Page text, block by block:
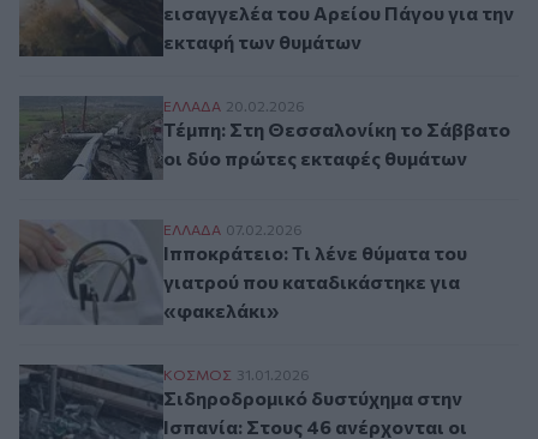
εισαγγελέα του Αρείου Πάγου για την
εκταφή των θυμάτων
Τέμπη: Στη Θεσσαλονίκη το Σάββατο οι
ΕΛΛAΔΑ 20.02.2026
Τέμπη: Στη Θεσσαλονίκη το Σάββατο
οι δύο πρώτες εκταφές θυμάτων
Ιπποκράτειο: Τι λένε θύματα του
ΕΛΛAΔΑ 07.02.2026
Ιπποκράτειο: Τι λένε θύματα του
γιατρού που καταδικάστηκε για
«φακελάκι»
Σιδηροδρομικό δυστύχημα στην Ισπανία:
ΚΟΣΜΟΣ 31.01.2026
Σιδηροδρομικό δυστύχημα στην
Ισπανία: Στους 46 ανέρχονται οι